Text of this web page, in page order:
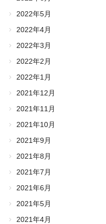
2022年5月
2022年4月
2022年3月
2022年2月
2022年1月
2021年12月
2021年11月
2021年10月
2021年9月
2021年8月
2021年7月
2021年6月
2021年5月
2021年4月